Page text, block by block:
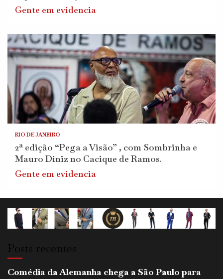
Gente em evidencia
RIO DE JANEIRO
2ª edição “Pega a Visão” , com Sombrinha e
Mauro Diniz no Cacique de Ramos.
Gente em evidencia
Posts recentes
Comédia da Alemanha chega a São Paulo para